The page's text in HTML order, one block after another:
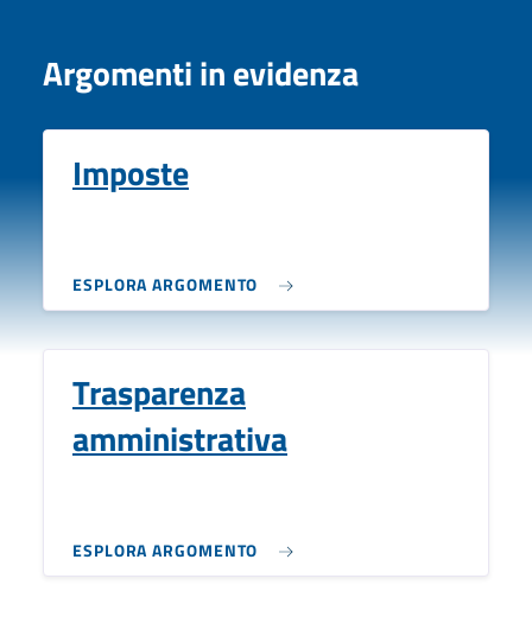
Argomenti in evidenza
Imposte
ESPLORA ARGOMENTO
Trasparenza
amministrativa
ESPLORA ARGOMENTO